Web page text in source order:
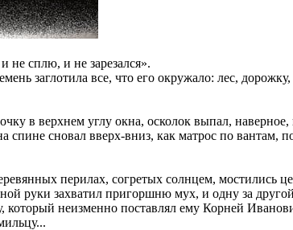
не сплю, и не зарезался».
заглотила все, что его окружало: лес,
в верхнем углу окна, осколок выпал,
сновал вверх-вниз, как матрос по вантам,
перилах, согретых солнцем, мостились
захватил пригоршню мух, и одну за другой
неизменно поставлял ему Корней